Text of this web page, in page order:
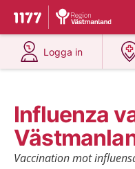
To start page for 1177
Du har valt
Logga in
at 1177.se
Influenza
Vaccination mot